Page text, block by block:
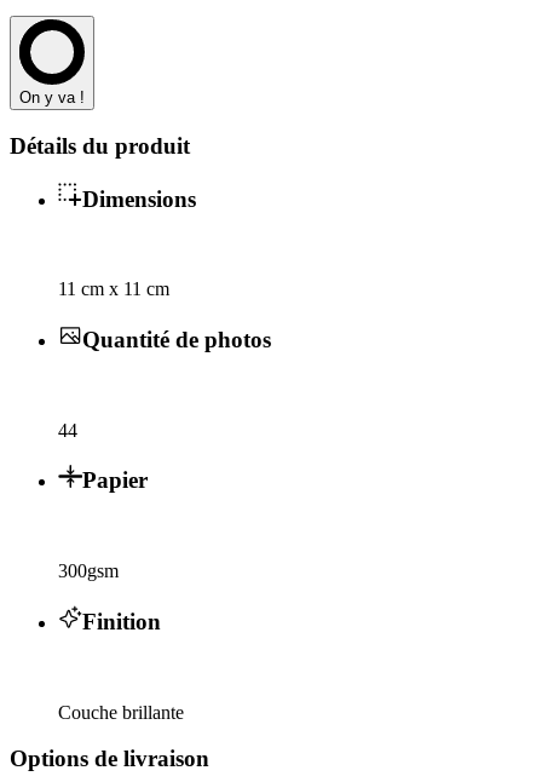
On y va !
Détails du produit
Dimensions
11 cm x 11 cm
Quantité de photos
44
Papier
300gsm
Finition
Couche brillante
Options de livraison